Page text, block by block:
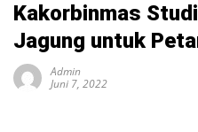
Kakorbinmas
Jagung untuk
Admin
Juni 7, 2022